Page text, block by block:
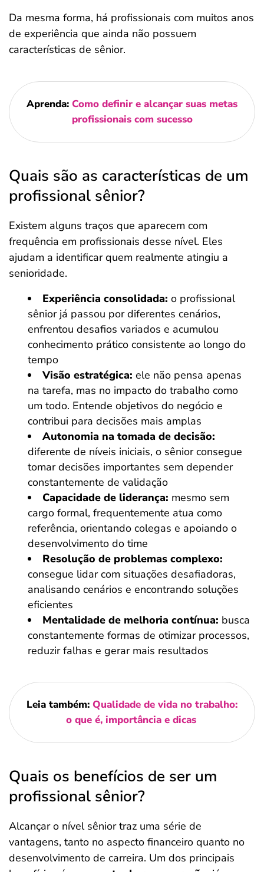
Da mesma forma, há profissionais com muitos anos
de experiência que ainda não possuem
características de sênior.
Aprenda: Como definir e alcançar suas metas
profissionais com sucesso
Quais são as características de um
profissional sênior?
Existem alguns traços que aparecem com
frequência em profissionais desse nível. Eles
ajudam a identificar quem realmente atingiu a
senioridade.
Experiência consolidada: o profissional
sênior já passou por diferentes cenários,
enfrentou desafios variados e acumulou
conhecimento prático consistente ao longo do
tempo
Visão estratégica: ele não pensa apenas
na tarefa, mas no impacto do trabalho como
um todo. Entende objetivos do negócio e
contribui para decisões mais amplas
Autonomia na tomada de decisão:
diferente de níveis iniciais, o sênior consegue
tomar decisões importantes sem depender
constantemente de validação
Capacidade de liderança: mesmo sem
cargo formal, frequentemente atua como
referência, orientando colegas e apoiando o
desenvolvimento do time
Resolução de problemas complexo:
consegue lidar com situações desafiadoras,
analisando cenários e encontrando soluções
eficientes
Mentalidade de melhoria contínua: busca
constantemente formas de otimizar processos,
reduzir falhas e gerar mais resultados
Leia também: Qualidade de vida no trabalho:
o que é, importância e dicas
Quais os benefícios de ser um
profissional sênior?
Alcançar o nível sênior traz uma série de
vantagens, tanto no aspecto financeiro quanto no
desenvolvimento de carreira. Um dos principais